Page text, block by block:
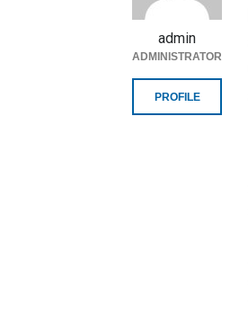
admin
ADMINISTRATOR
PROFILE